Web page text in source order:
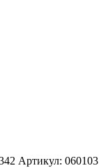
Артикул: 060103